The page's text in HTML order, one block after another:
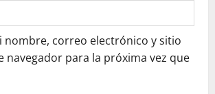
nombre, correo electrónico y sitio
navegador para la próxima vez que